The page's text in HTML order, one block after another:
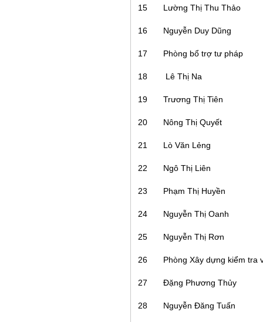
15 Lường Thị Thu Thảo
16 Nguyễn Duy Dũng
17 Phòng bổ trợ tư pháp
18 Lê Thị Na
19 Trương Thị Tiên
20 Nông Thị Quyết
21 Lò Văn Lẻng
22 Ngô Thị Liên
23 Phạm Thị Huyền
24 Nguyễn Thị Oanh
25 Nguyễn Thị Rơn
26 Phòng Xây dựng kiểm tra
27 Đặng Phương Thủy
28 Nguyễn Đăng Tuấn